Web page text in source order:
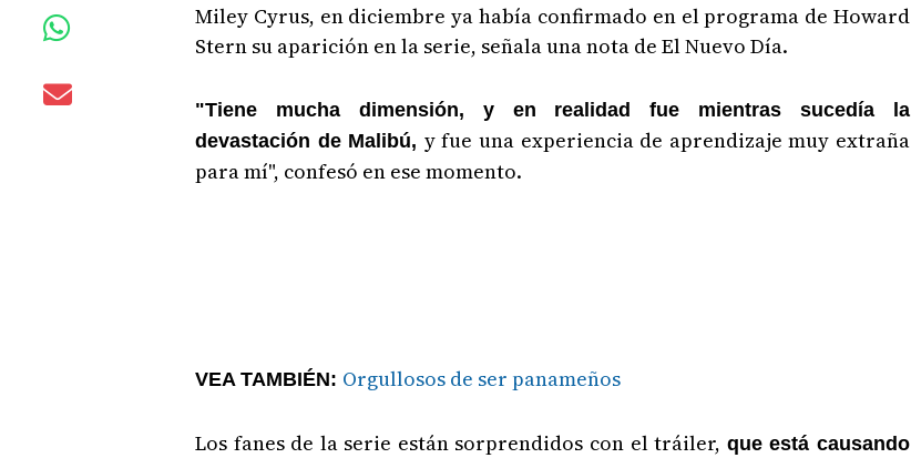
Miley Cyrus, en diciembre ya había confirmado en el programa de Howard
Stern su aparición en la serie, señala una nota de El Nuevo Día.
"Tiene mucha dimensión, y en realidad fue mientras sucedía la
devastación de Malibú, y fue una experiencia de aprendizaje muy extraña
para mí", confesó en ese momento.
VEA TAMBIÉN: Orgullosos de ser panameños
Los fanes de la serie están sorprendidos con el tráiler, que está causando